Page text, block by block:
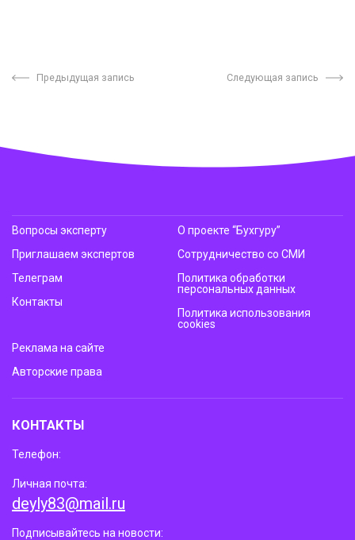
Предыдущая запись Следующая запись
Вопросы эксперту
Приглашаем экспертов
Телеграм
Контакты
О проекте “Бухгуру”
Сотрудничество со СМИ
Политика обработки
персональных данных
Политика использования
cookies
Реклама на сайте
Авторские права
КОНТАКТЫ
Телефон:
Личная почта:
deyly83@mail.ru
Подписывайтесь на новости: